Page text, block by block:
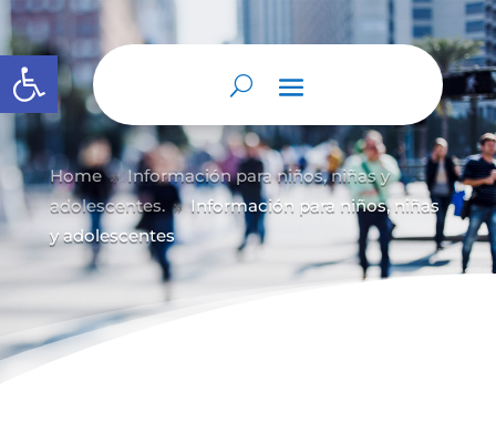
Abrir barra de herramientas
Home 9 Información para niños, niñas y
adolescentes. 9 Información para niños, niñas
y adolescentes